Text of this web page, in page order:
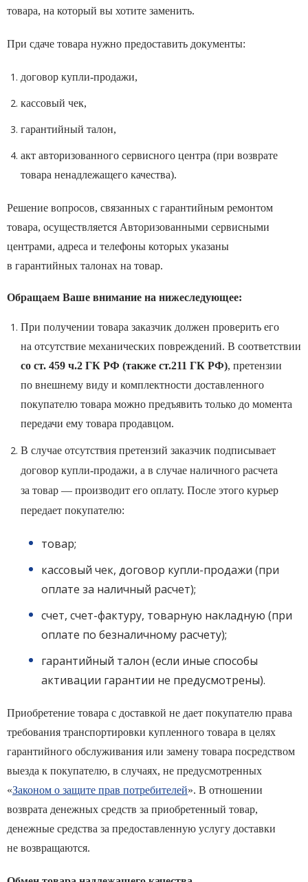
товара, на который вы хотите заменить.
При сдаче товара нужно предоставить документы:
договор купли-продажи,
кассовый чек,
гарантийный талон,
акт авторизованного сервисного центра (при возврате
товара ненадлежащего качества).
Решение вопросов, связанных с гарантийным ремонтом
товара, осуществляется Авторизованными сервисными
центрами, адреса и телефоны которых указаны
в гарантийных талонах на товар.
Обращаем Ваше внимание на нижеследующее:
При получении товара заказчик должен проверить его
на отсутствие механических повреждений. В соответствии
со ст. 459 ч.2 ГК РФ (также ст.211 ГК РФ), претензии
по внешнему виду и комплектности доставленного
покупателю товара можно предъявить только до момента
передачи ему товара продавцом.
В случае отсутствия претензий заказчик подписывает
договор купли-продажи, а в случае наличного расчета
за товар — производит его оплату. После этого курьер
передает покупателю:
товар;
кассовый чек, договор купли-продажи (при
оплате за наличный расчет);
счет, счет-фактуру, товарную накладную (при
оплате по безналичному расчету);
гарантийный талон (если иные способы
активации гарантии не предусмотрены).
Приобретение товара с доставкой не дает покупателю права
требования транспортировки купленного товара в целях
гарантийного обслуживания или замену товара посредством
выезда к покупателю, в случаях, не предусмотренных
«Законом о защите прав потребителей». В отношении
возврата денежных средств за приобретенный товар,
денежные средства за предоставленную услугу доставки
не возвращаются.